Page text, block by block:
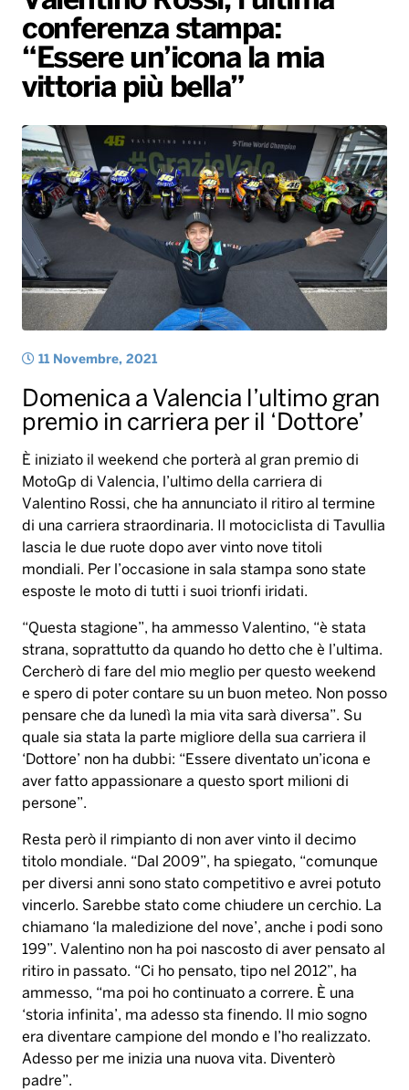
PALATOUR
Musica e Spettacolo
Sport
Leggerissime
Generale
Novità
Notiziario
Interviste
Speciale Astrabilia 2026
Radio Norba News TV
Voce al Bari
Gallery
conferenza stampa:
“Essere un’icona la mia
vittoria più bella”
11 Novembre, 2021
Domenica a Valencia l’ultimo gran
premio in carriera per il ‘Dottore’
È iniziato il weekend che porterà al gran premio di
MotoGp di Valencia, l’ultimo della carriera di
Valentino Rossi, che ha annunciato il ritiro al termine
di una carriera straordinaria. Il motociclista di Tavullia
lascia le due ruote dopo aver vinto nove titoli
mondiali. Per l’occasione in sala stampa sono state
esposte le moto di tutti i suoi trionfi iridati.
“Questa stagione”, ha ammesso Valentino, “è stata
strana, soprattutto da quando ho detto che è l’ultima.
Cercherò di fare del mio meglio per questo weekend
e spero di poter contare su un buon meteo. Non posso
pensare che da lunedì la mia vita sarà diversa”. Su
quale sia stata la parte migliore della sua carriera il
‘Dottore’ non ha dubbi: “Essere diventato un’icona e
aver fatto appassionare a questo sport milioni di
persone”.
Resta però il rimpianto di non aver vinto il decimo
titolo mondiale. “Dal 2009”, ha spiegato, “comunque
per diversi anni sono stato competitivo e avrei potuto
vincerlo. Sarebbe stato come chiudere un cerchio. La
chiamano ‘la maledizione del nove’, anche i podi sono
199”. Valentino non ha poi nascosto di aver pensato al
ritiro in passato. “Ci ho pensato, tipo nel 2012”, ha
ammesso, “ma poi ho continuato a correre. È una
‘storia infinita’, ma adesso sta finendo. Il mio sogno
era diventare campione del mondo e l’ho realizzato.
Adesso per me inizia una nuova vita. Diventerò
padre”.